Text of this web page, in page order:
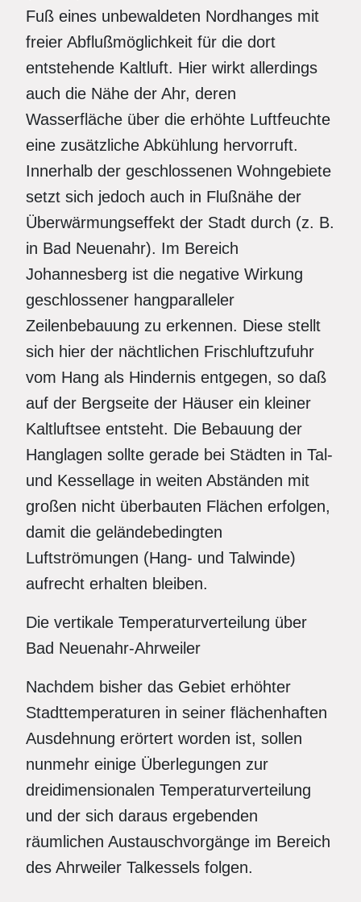
Fuß eines unbewaldeten Nordhanges mit
freier Abflußmöglichkeit für die dort
entstehende Kaltluft. Hier wirkt allerdings
auch die Nähe der Ahr, deren
Wasserfläche über die erhöhte Luftfeuchte
eine zusätzliche Abkühlung hervorruft.
Innerhalb der geschlossenen Wohngebiete
setzt sich jedoch auch in Flußnähe der
Überwärmungseffekt der Stadt durch (z. B.
in Bad Neuenahr). Im Bereich
Johannesberg ist die negative Wirkung
geschlossener hangparalleler
Zeilenbebauung zu erkennen. Diese stellt
sich hier der nächtlichen Frischluftzufuhr
vom Hang als Hindernis entgegen, so daß
auf der Bergseite der Häuser ein kleiner
Kaltluftsee entsteht. Die Bebauung der
Hanglagen sollte gerade bei Städten in Tal-
und Kessellage in weiten Abständen mit
großen nicht überbauten Flächen erfolgen,
damit die geländebedingten
Luftströmungen (Hang- und Talwinde)
aufrecht erhalten bleiben.
Die vertikale Temperaturverteilung über
Bad Neuenahr-Ahrweiler
Nachdem bisher das Gebiet erhöhter
Stadttemperaturen in seiner flächenhaften
Ausdehnung erörtert worden ist, sollen
nunmehr einige Überlegungen zur
dreidimensionalen Temperaturverteilung
und der sich daraus ergebenden
räumlichen Austauschvorgänge im Bereich
des Ahrweiler Talkessels folgen.